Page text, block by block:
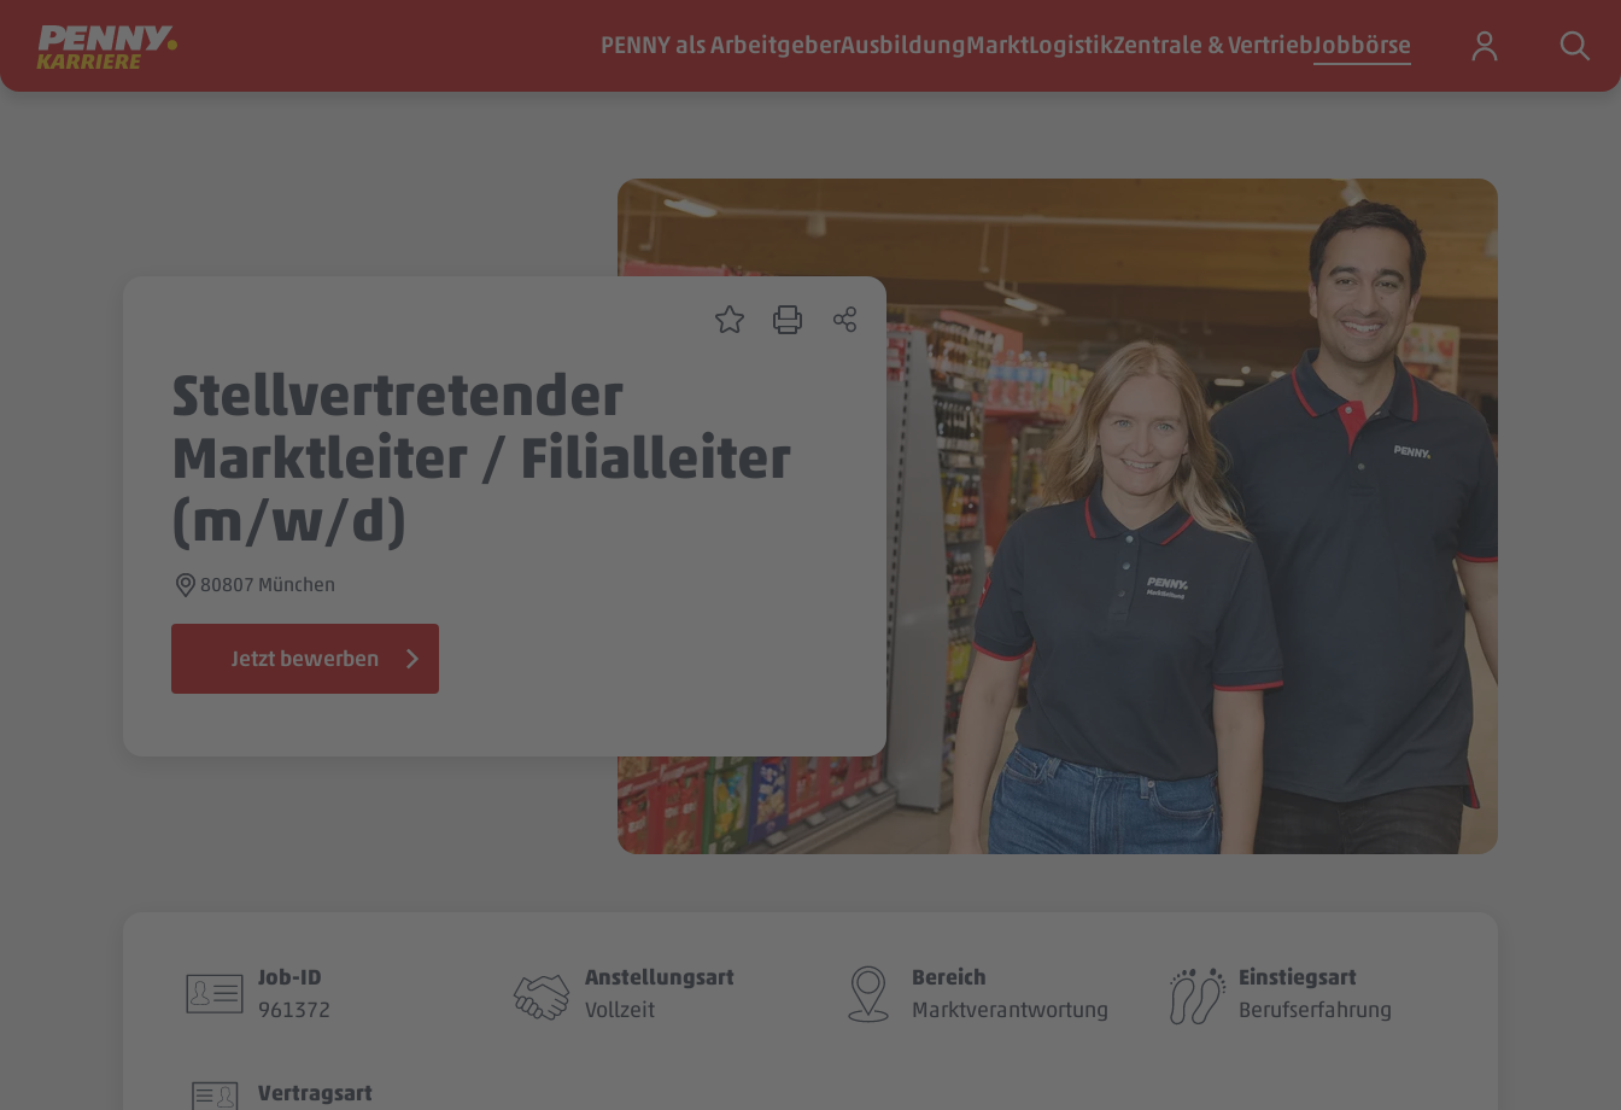
Zum Inhalt springen PENNY als ArbeitgeberAusbildungMarktLogistikZentrale & VertriebJobbörse
Stellvertretender
Marktleiter / Filialleiter
(m/w/d)
80807 München
Jetzt bewerben
Job-ID
961372
Anstellungsart
Vollzeit
Bereich
Marktverantwortung
Einstiegsart
Berufserfahrung
Vertragsart